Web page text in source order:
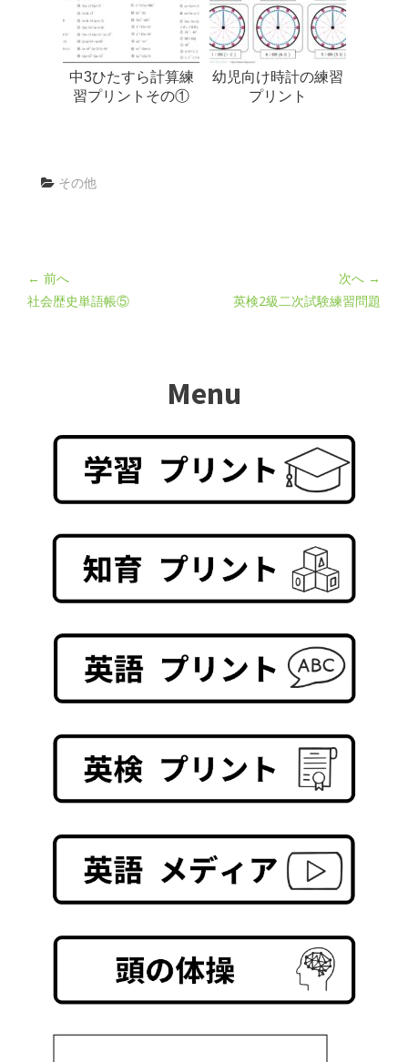
中3ひたすら計算練
習プリントその①
幼児向け時計の練習
プリント
その他
← 前へ
社会歴史単語帳⑤
次へ →
英検2級二次試験練習問題
Menu